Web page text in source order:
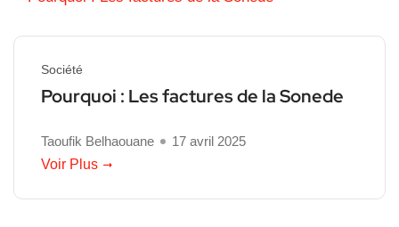
Société
Pourquoi : Les factures de la Sonede
Taoufik Belhaouane
17 avril 2025
Voir Plus